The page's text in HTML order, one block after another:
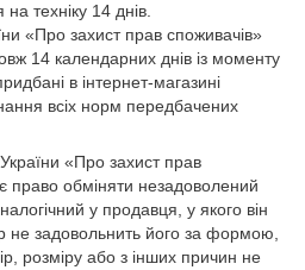
техніку 14 днів.
«Про захист прав споживачів»
14 календарних днів із моменту
в інтернет-магазині
всіх норм передбачених
«Про захист прав
право обміняти незадоволений
у продавця, у якого він
не задовольнить його за формою,
розміру або з інших причин не